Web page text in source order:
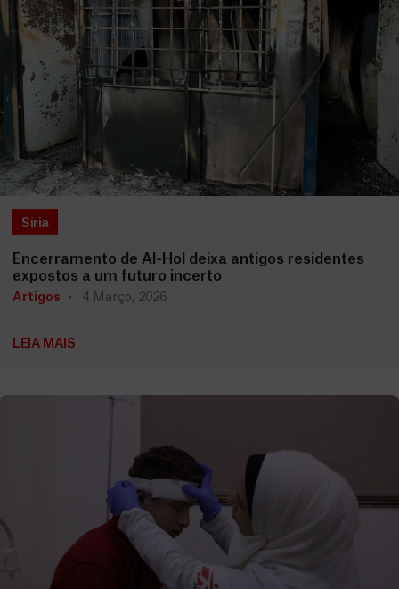
Síria
Encerramento de Al-Hol deixa antigos residentes
expostos a um futuro incerto
Artigos 4 Março, 2026
LEIA MAIS